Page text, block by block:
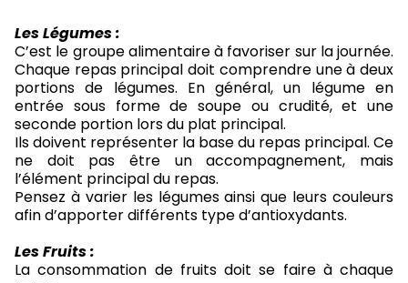
Les Légumes :
C’est le groupe alimentaire à favoriser sur la journée.
Chaque repas principal doit comprendre une à deux
portions de légumes. En général, un légume en
entrée sous forme de soupe ou crudité, et une
seconde portion lors du plat principal.
Ils doivent représenter la base du repas principal. Ce
ne doit pas être un accompagnement, mais
l’élément principal du repas.
Pensez à varier les légumes ainsi que leurs couleurs
afin d’apporter différents type d’antioxydants.
Les Fruits :
La consommation de fruits doit se faire à chaque